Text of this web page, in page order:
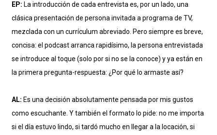
EP: La introducción de cada entrevista es, por un lado, una
clásica presentación de persona invitada a programa de TV,
mezclada con un currículum abreviado. Pero siempre es breve,
concisa: el podcast arranca rapidísimo, la persona entrevistada
se introduce al toque (solo por si no se la conoce) y ya están en
la primera pregunta-respuesta: ¿Por qué lo armaste así?
AL: Es una decisión absolutamente pensada por mis gustos
como escuchante. Y también el formato lo pide: no me importa
si el día estuvo lindo, si tardó mucho en llegar a la locación, si